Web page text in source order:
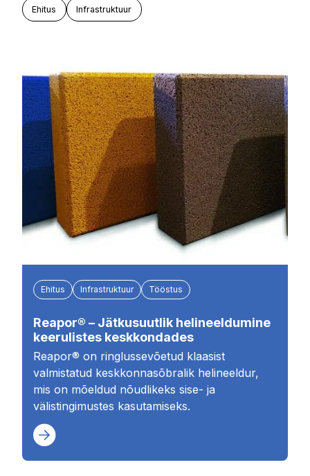
Ehitus Infrastruktuur
Ehitus Infrastruktuur Tööstus
Reapor® – Jätkusuutlik helineeldumine
keerulistes keskkondades
Reapor® on ringlussevõetud klaasist
valmistatud keskkonnasõbralik helineeldur,
mis on mõeldud nõudlikeks sise- ja
välistingimustes kasutamiseks.